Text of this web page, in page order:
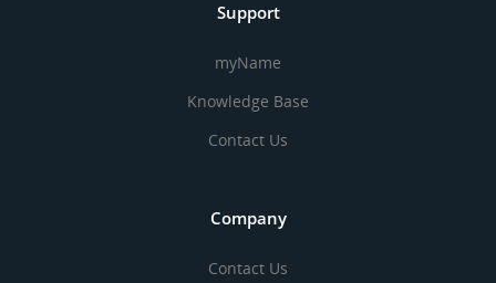
Support
myName
Knowledge Base
Contact Us
Company
Contact Us